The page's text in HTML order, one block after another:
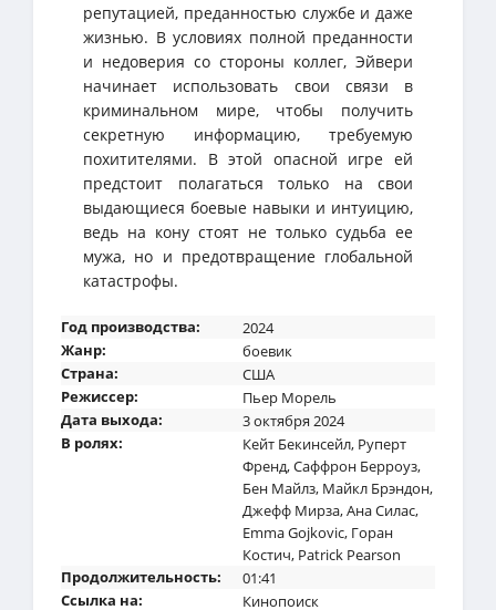
репутацией, преданностью службе и даже
жизнью. В условиях полной преданности
и недоверия со стороны коллег, Эйвери
начинает использовать свои связи в
криминальном мире, чтобы получить
секретную информацию, требуемую
похитителями. В этой опасной игре ей
предстоит полагаться только на свои
выдающиеся боевые навыки и интуицию,
ведь на кону стоят не только судьба ее
мужа, но и предотвращение глобальной
катастрофы.
Год производства:
2024
Жанр:
боевик
Страна:
США
Режиссер:
Пьер Морель
Дата выхода:
3 октября 2024
В ролях:
Кейт Бекинсейл, Руперт
Френд,Саффрон Берроуз,
Бен Майлз, Майкл Брэндон,
Джефф Мирза,Ана Силас,
Emma Gojkovic, Горан
Костич, Patrick Pearson
Продолжительность:
01:41
Ссылка на:
Кинопоиск